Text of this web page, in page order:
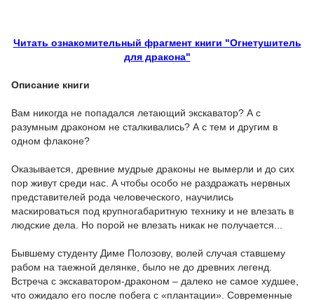
Читать ознакомительный фрагмент книги "Огнетушитель
для дракона"
Описание книги
Вам никогда не попадался летающий экскаватор? А с
разумным драконом не сталкивались? А с тем и другим в
одном флаконе?
Оказывается, древние мудрые драконы не вымерли и до сих
пор живут среди нас. А чтобы особо не раздражать нервных
представителей рода человеческого, научились
маскироваться под крупногабаритную технику и не влезать в
людские дела. Но порой не влезать никак не получается...
Бывшему студенту Диме Полозову, волей случая ставшему
рабом на таежной делянке, было не до древних легенд.
Встреча с экскаватором-драконом – далеко не самое худшее,
что ожидало его после побега с «плантации». Современные